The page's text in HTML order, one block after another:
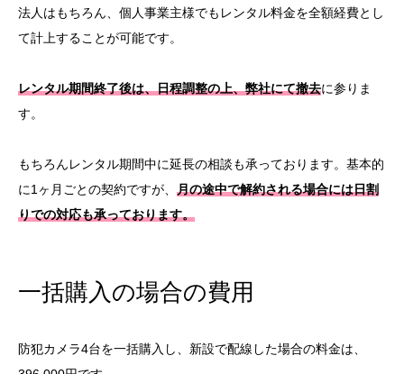
法人はもちろん、個人事業主様でもレンタル料金を全額経費とし
て計上することが可能です。
レンタル期間終了後は、日程調整の上、弊社にて撤去に参りま
す。
もちろんレンタル期間中に延長の相談も承っております。基本的
に1ヶ月ごとの契約ですが、 月の途中で解約される場合には日割
りでの対応も承っております。
一括購入の場合の費用
防犯カメラ4台を一括購入し、新設で配線した場合の料金は、
短期レンタルのメリット
安心のアフターフォロー
センドバック方式でなく、出張対応を採用
防犯カメラ設置工事の対応エリア